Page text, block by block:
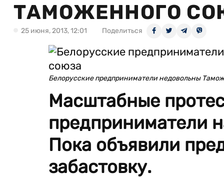
ТАМОЖЕННОГО
25 июня, 2013, 12:01 Поделиться
Белорусские предприниматели недовольны
Масштабные
предприниматели
Пока объявили
забастовку.